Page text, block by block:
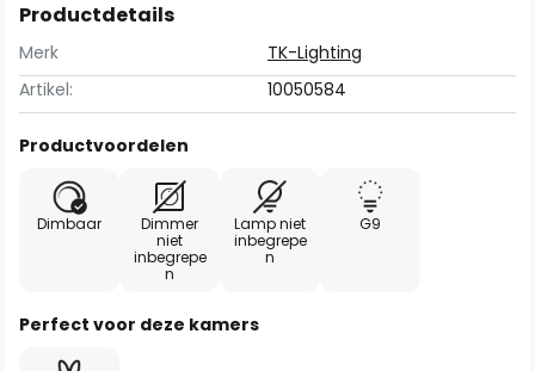
Productdetails
Merk
TK-Lighting
Artikel:
10050584
Productvoordelen
Dimbaar
Dimmer
niet
inbegrepe
n
Lamp niet
inbegrepe
n
G9
Perfect voor deze kamers